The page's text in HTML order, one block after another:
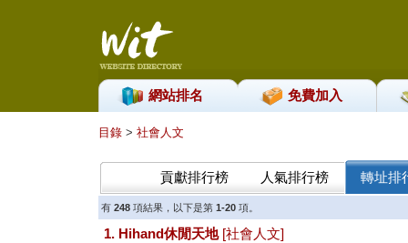
網站排名 免費加入
目錄 > 社會人文
貢獻排行榜 人氣排行榜 轉址排
有 248 項結果，以下是第 1-20項。
1. Hihand休閒天地 [社會人文]